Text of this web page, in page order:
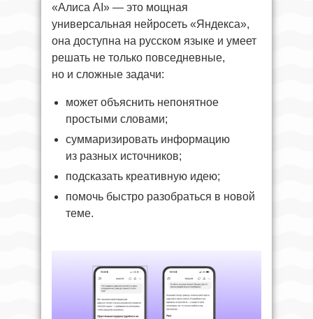
«Алиса AI» — это мощная
универсальная нейросеть «Яндекса»,
она доступна на русском языке и умеет
решать не только повседневные,
но и сложные задачи:
может объяснить непонятное
простыми словами;
суммаризировать информацию
из разных источников;
подсказать креативную идею;
помочь быстро разобраться в новой
теме.